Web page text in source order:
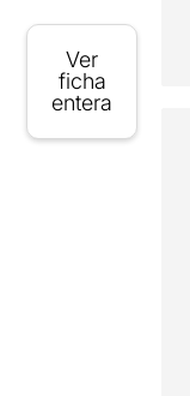
Ver
ficha
entera